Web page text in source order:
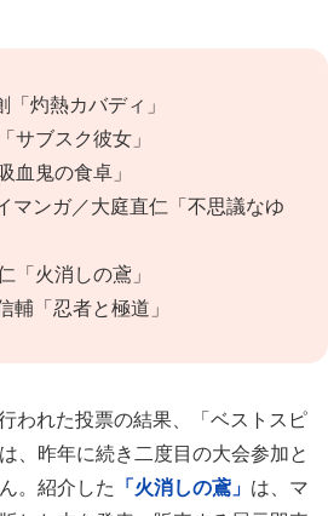
灼熱カバディ」
サブスク彼女」
血鬼の食卓」
マンガ／大庭直仁「不思議なゆ
「火消しの鳶」
輔「忍者と極道」
われた投票の結果、「ベストスピ
、昨年に続き二度目の大会参加と
。紹介した 「火消しの鳶」 は、マ